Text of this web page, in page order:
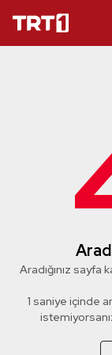
Aradığınız sayfa
1 saniye içinde